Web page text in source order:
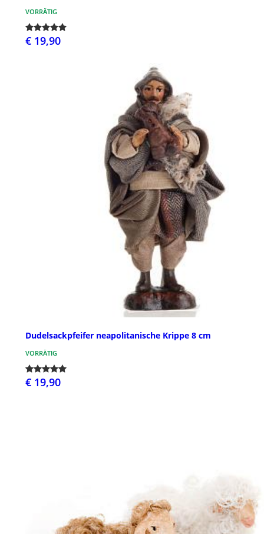
VORRÄTIG
€ 19,90
Dudelsackpfeifer neapolitanische Krippe 8 cm
VORRÄTIG
€ 19,90